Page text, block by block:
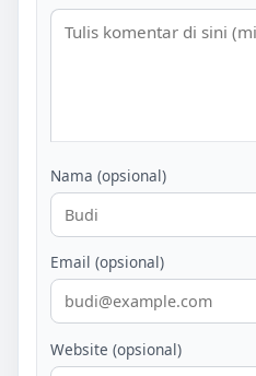
Nama (opsional)
Email (opsional)
Website (opsional)